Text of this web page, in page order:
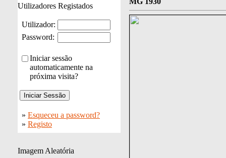
Utilizadores Registados
Utilizador:
Password:
Iniciar sessão
automaticamente na
próxima visita?
» Esqueceu a password?
» Registo
Imagem Aleatória